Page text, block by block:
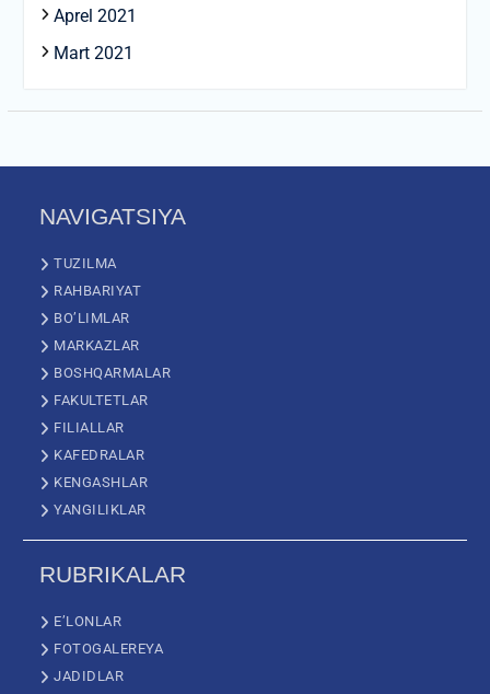
Aprel 2021
Mart 2021
NAVIGATSIYA
TUZILMA
RAHBARIYAT
BO’LIMLAR
MARKAZLAR
BOSHQARMALAR
FAKULTETLAR
FILIALLAR
KAFEDRALAR
KENGASHLAR
YANGILIKLAR
RUBRIKALAR
E’LONLAR
FOTOGALEREYA
JADIDLAR